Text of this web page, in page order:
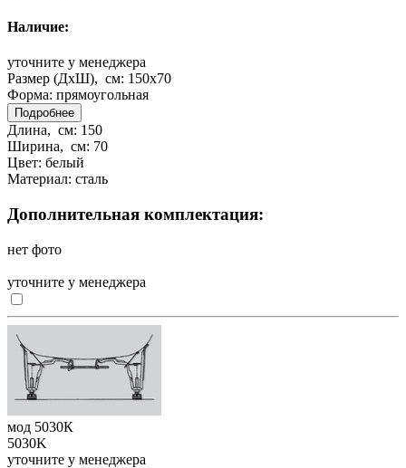
Наличие:
уточните у менеджера
Размер (ДхШ), см: 150x70
Форма: прямоугольная
Подробнее
Длина, см: 150
Ширина, см: 70
Цвет: белый
Материал: сталь
Дополнительная комплектация:
нет фото
уточните у менеджера
мод 5030К
5030K
уточните у менеджера